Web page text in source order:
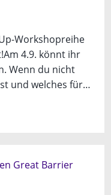
Workshopreihe
4.9. könnt ihr
Wenn du nicht
und welches für…